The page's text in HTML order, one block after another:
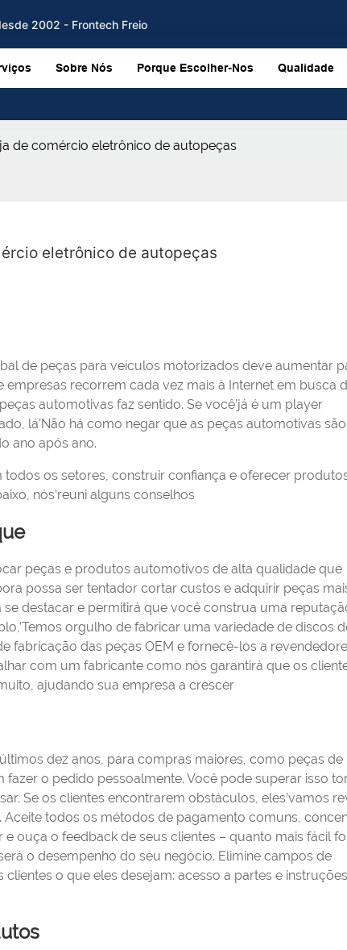
2002 - Frontech Freio
Sobre Nós Porque Escolher-Nos Qualidade
de comércio eletrônico de autopeças
eletrônico de autopeças
de peças para veículos motorizados deve aumentar
empresas recorrem cada vez mais à Internet em busca
automotivas faz sentido. Se você’já é um player
lá’Não há como negar que as peças automotivas
ano após ano.
os setores, construir confiança e oferecer
nós’reuni alguns conselhos
peças e produtos automotivos de alta qualidade que
possa ser tentador cortar custos e adquirir peças
destacar e permitirá que você construa uma
orgulho de fabricar uma variedade de discos
fabricação das peças OEM e fornecê-los a
com um fabricante como nós garantirá que os
ajudando sua empresa a crescer
dez anos, para compras maiores, como peças de
o pedido pessoalmente. Você pode superar isso
Se os clientes encontrarem obstáculos, eles’vamos
Aceite todos os métodos de pagamento comuns,
ouça o feedback de seus clientes – quanto mais fácil
o desempenho do seu negócio. Elimine campos de
o que eles desejam: acesso a partes e